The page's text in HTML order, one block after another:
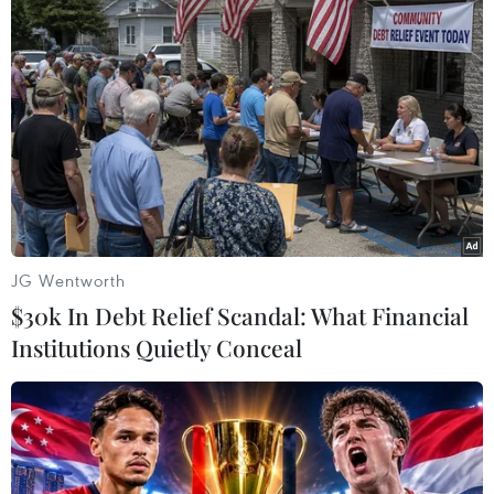
(TTXVN/Vietnam+)
#Joe Biden #Tỷ lệ thất nghiệp Mỹ
JG Wentworth
$30k In Debt Relief Scandal: What Financial
Institutions Quietly Conceal